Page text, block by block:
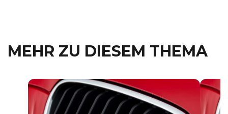
MEHR ZU DIESEM THEMA